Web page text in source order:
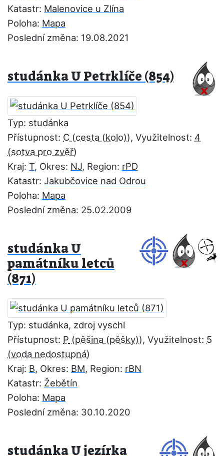
Katastr: Malenovice u Zlína
Poloha: Mapa
Poslední změna: 19.08.2021
studánka U Petrklíče (854)
Typ: studánka
Přístupnost: C , Využitelnost: 4
Kraj: T, Okres: NJ, Region: rPD
Katastr: Jakubčovice nad Odrou
Poloha: Mapa
Poslední změna: 25.02.2009
studánka U
památníku letců
(871)
Typ: studánka, zdroj vyschl
Přístupnost: P , Využitelnost: 5
Kraj: B, Okres: BM, Region: rBN
Katastr: Žebětín
Poloha: Mapa
Poslední změna: 30.10.2020
studánka U jezírka